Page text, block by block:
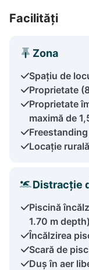
Facilități
Zona
Spațiu de
Proprietate
Proprietate
maximă de
Freestanding
Locație rurală
Distracție
Piscină
1.70 m depth)
Încălzirea
Scară de
Duș în aer